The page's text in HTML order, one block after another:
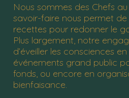
Nous sommes des Chefs
savoir-faire nous permet
recettes pour redonner le
Plus largement, notre
d’éveiller les consciences
événements grand public
fonds, ou encore en
bienfaisance.